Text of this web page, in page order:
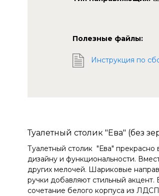
Туалетный столик "Ева" (без
Полезные файлы:
Инструкция по
Туалетный столик "Ева" прекрасно
дизайну и функциональности.
других мелочей. Шариковые
ручки добавляют стильный
сочетание белого корпуса из